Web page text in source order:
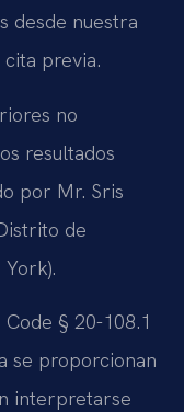
desde nuestra
cita previa.
no
resultados
por Mr. Sris
de
§ 20-108.1
se proporcionan
interpretarse